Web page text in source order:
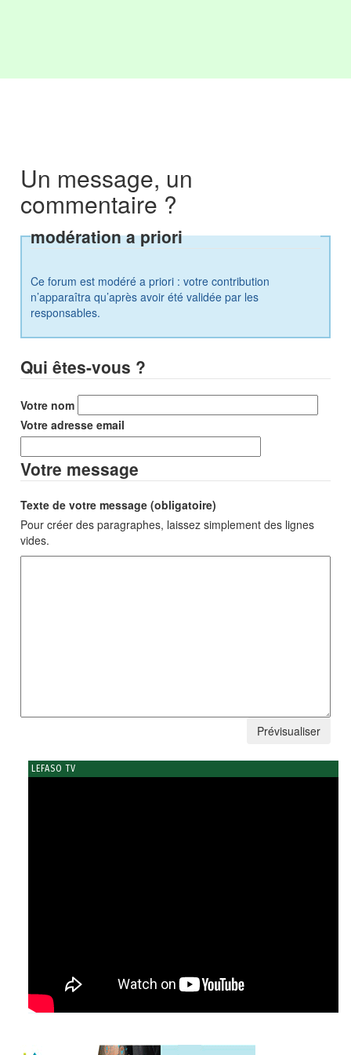
Un message, un
commentaire ?
modération a priori
Ce forum est modéré a priori : votre contribution
n’apparaîtra qu’après avoir été validée par les
responsables.
Qui êtes-vous ?
Votre nom
Votre adresse email
Votre message
Texte de votre message (obligatoire)
Pour créer des paragraphes, laissez simplement des lignes
vides.
LEFASO TV